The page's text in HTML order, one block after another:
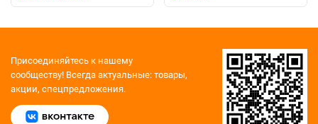
Присоединяйтесь к нашему
сообществу! Всегда актуальные: товары,
акции, спецпредложения.